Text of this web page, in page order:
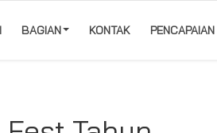
BAGIAN KONTAK PENCAPAIAN